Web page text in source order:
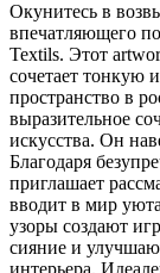
Окунитесь в
впечатляющего
Textils. Этот
сочетает тонкую
пространство в
выразительное
искусства. Он
Благодаря
приглашает
вводит в мир
узоры создают
сияние и